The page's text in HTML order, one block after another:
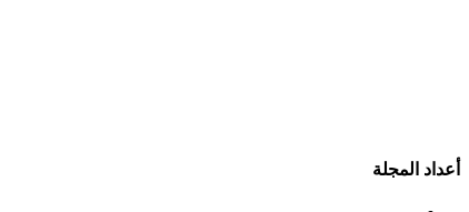
أعداد المجلة